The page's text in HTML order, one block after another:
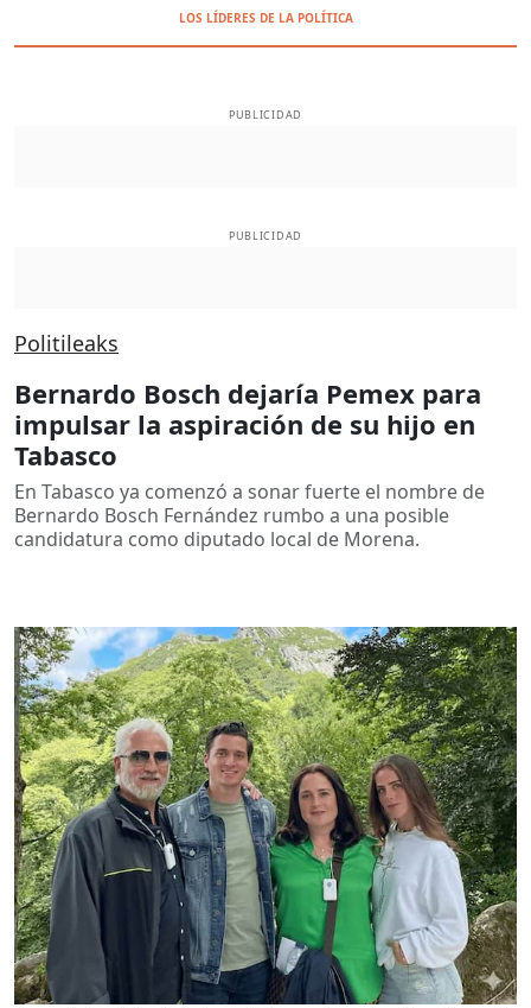
LOS LÍDERES DE LA POLÍTICA
PUBLICIDAD
PUBLICIDAD
Politileaks
Bernardo Bosch dejaría Pemex para
impulsar la aspiración de su hijo en
Tabasco
En Tabasco ya comenzó a sonar fuerte el nombre de
Bernardo Bosch Fernández rumbo a una posible
candidatura como diputado local de Morena.